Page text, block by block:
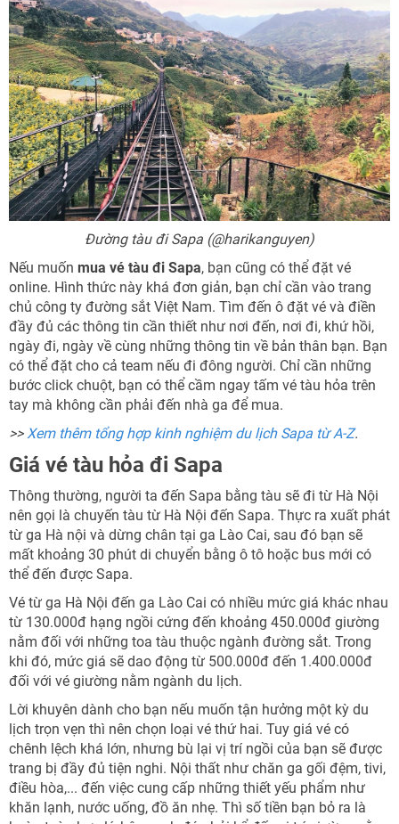
Đường tàu đi Sapa (@harikanguyen)
Nếu muốn mua vé tàu đi Sapa, bạn cũng có thể đặt vé
online. Hình thức này khá đơn giản, bạn chỉ cần vào trang
chủ công ty đường sắt Việt Nam. Tìm đến ô đặt vé và điền
đầy đủ các thông tin cần thiết như nơi đến, nơi đi, khứ hồi,
ngày đi, ngày về cùng những thông tin về bản thân bạn. Bạn
có thể đặt cho cả team nếu đi đông người. Chỉ cần những
bước click chuột, bạn có thể cầm ngay tấm vé tàu hỏa trên
tay mà không cần phải đến nhà ga để mua.
>>Xem thêm tổng hợp kinh nghiệm du lịch Sapa từ A-Z.
Giá vé tàu hỏa đi Sapa
Thông thường, người ta đến Sapa bằng tàu sẽ đi từ Hà Nội
nên gọi là chuyến tàu từ Hà Nội đến Sapa. Thực ra xuất phát
từ ga Hà nội và dừng chân tại ga Lào Cai, sau đó bạn sẽ
mất khoảng 30 phút di chuyển bằng ô tô hoặc bus mới có
thể đến được Sapa.
Vé từ ga Hà Nội đến ga Lào Cai có nhiều mức giá khác nhau
từ 130.000đ hạng ngồi cứng đến khoảng 450.000đ giường
nằm đối với những toa tàu thuộc ngành đường sắt. Trong
khi đó, mức giá sẽ dao động từ 500.000đ đến 1.400.000đ
đối với vé giường nằm ngành du lịch.
Lời khuyên dành cho bạn nếu muốn tận hưởng một kỳ du
lịch trọn vẹn thì nên chọn loại vé thứ hai. Tuy giá vé có
chênh lệch khá lớn, nhưng bù lại vị trí ngồi của bạn sẽ được
trang bị đầy đủ tiện nghi. Nội thất như chăn ga gối đệm, tivi,
điều hòa,... đến việc cung cấp những thiết yếu phẩm như
khăn lạnh, nước uống, đồ ăn nhẹ. Thì số tiền bạn bỏ ra là